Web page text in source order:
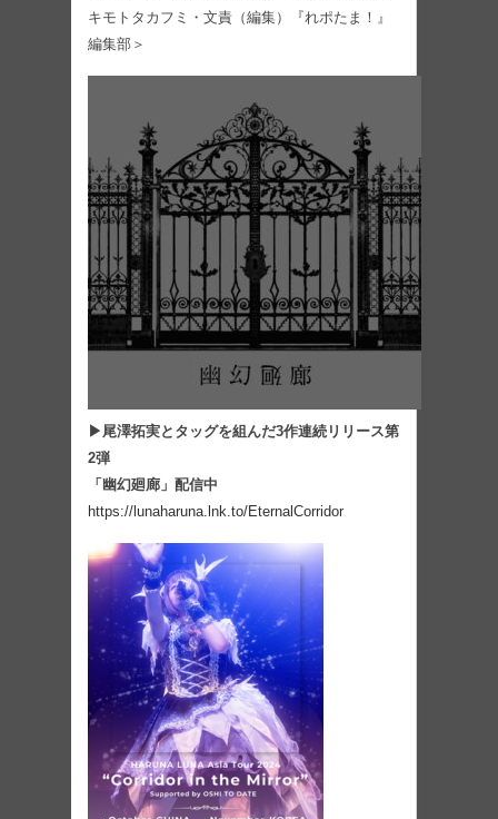
キモトタカフミ・文責（編集）『れポたま！』
編集部＞
▶尾澤拓実とタッグを組んだ3作連続リリース第
2弾
「幽幻廻廊」配信中
https://lunaharuna.lnk.to/EternalCorridor